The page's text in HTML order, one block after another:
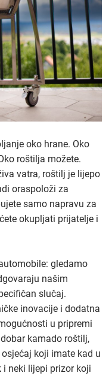
oko hrane. Oko
roštilja možete.
vatra, roštilj je lijepo
oraspoloži za
samo napravu za
okupljati prijatelje i
gledamo
našim
slučaj.
inovacije i dodatna
u pripremi
kamado roštilj,
koji imate kad u
neki lijepi prizor koji